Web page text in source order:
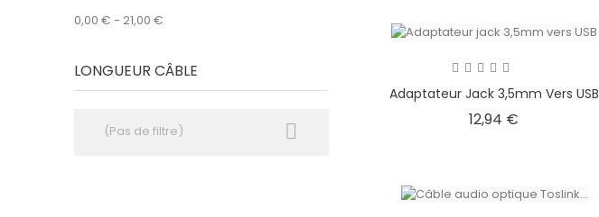
0,00 € - 21,00 €
LONGUEUR CÂBLE
(Pas de filtre) 
Adaptateur Jack 3,5mm Vers USB
12,94 €